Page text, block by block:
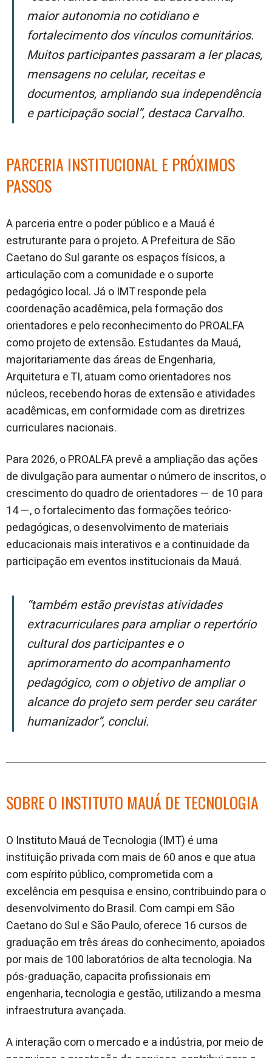
maior autonomia no cotidiano e
fortalecimento dos vínculos comunitários.
Muitos participantes passaram a ler placas,
mensagens no celular, receitas e
documentos, ampliando sua independência
e participação social”, destaca Carvalho.
PARCERIA INSTITUCIONAL E PRÓXIMOS
PASSOS
A parceria entre o poder público e a Mauá é
estruturante para o projeto. A Prefeitura de São
Caetano do Sul garante os espaços físicos, a
articulação com a comunidade e o suporte
pedagógico local. Já o IMT responde pela
coordenação acadêmica, pela formação dos
orientadores e pelo reconhecimento do PROALFA
como projeto de extensão. Estudantes da Mauá,
majoritariamente das áreas de Engenharia,
Arquitetura e TI, atuam como orientadores nos
núcleos, recebendo horas de extensão e atividades
acadêmicas, em conformidade com as diretrizes
curriculares nacionais.
Para 2026, o PROALFA prevê a ampliação das ações
de divulgação para aumentar o número de inscritos, o
crescimento do quadro de orientadores — de 10 para
14 —, o fortalecimento das formações teórico-
pedagógicas, o desenvolvimento de materiais
educacionais mais interativos e a continuidade da
participação em eventos institucionais da Mauá.
“Também estão previstas atividades
extracurriculares para ampliar o repertório
cultural dos participantes e o
aprimoramento do acompanhamento
pedagógico, com o objetivo de ampliar o
alcance do projeto sem perder seu caráter
humanizador”, conclui.
SOBRE O INSTITUTO MAUÁ DE TECNOLOGIA
O Instituto Mauá de Tecnologia (IMT) é uma
instituição privada com mais de 60 anos e que atua
com espírito público, comprometida com a
excelência em pesquisa e ensino, contribuindo para o
desenvolvimento do Brasil. Com campi em São
Caetano do Sul e São Paulo, oferece 16 cursos de
graduação em três áreas do conhecimento, apoiados
por mais de 100 laboratórios de alta tecnologia. Na
pós-graduação, capacita profissionais em
engenharia, tecnologia e gestão, utilizando a mesma
infraestrutura avançada.
A interação com o mercado e a indústria, por meio de